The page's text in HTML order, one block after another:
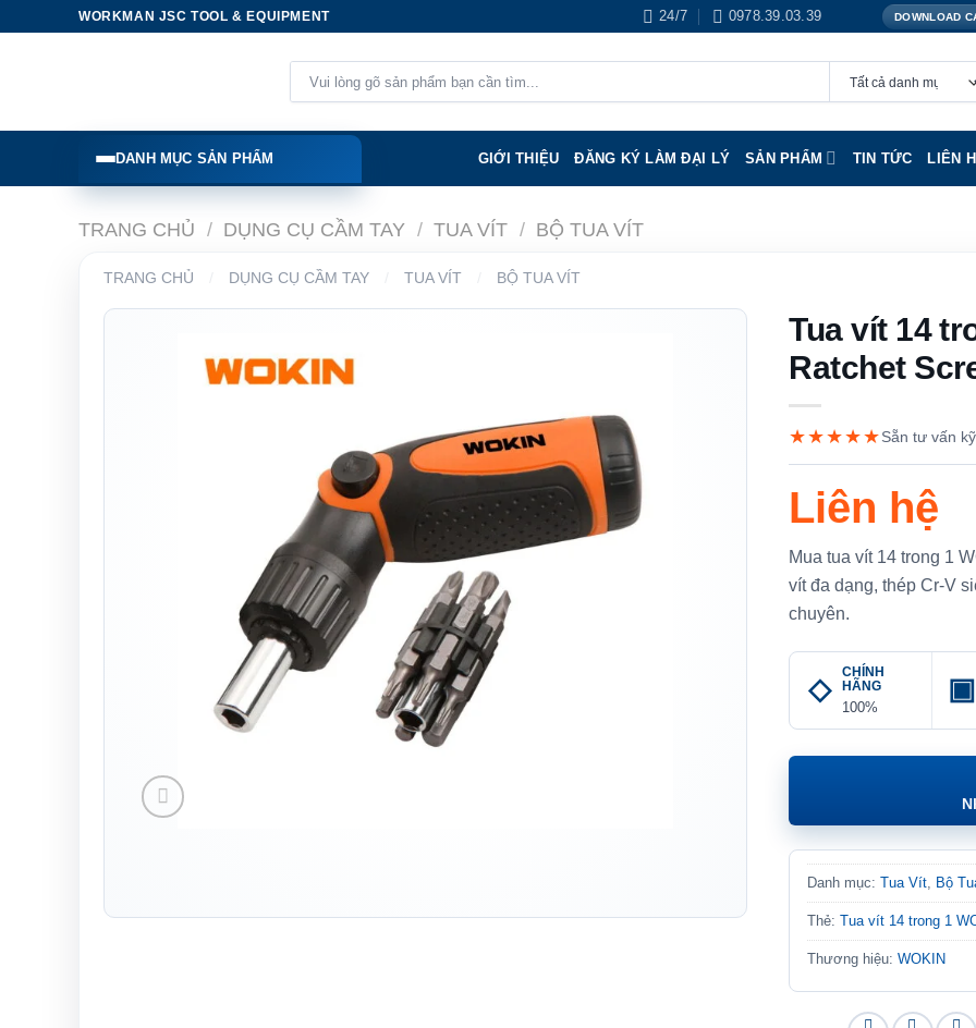
WORKMAN JSC TOOL & EQUIPMENT 24/7 0978.39.03.39 DOWNLOAD
kiếm:
DANH MỤC SẢN PHẨM GIỚI THIỆU ĐĂNG KÝ LÀM ĐẠI LÝ SẢN PHẨM TIN TỨC LIÊN
TRANG CHỦ / DỤNG CỤ CẦM TAY / TUA VÍT / BỘ TUA VÍT
TRANG CHỦ DỤNG CỤ CẦM TAY TUA VÍT BỘ TUA VÍT
Tua vít 14
Ratchet
★★★★★Sẵn tư vấn
Liên hệ
Mua tua vít 14 trong 1
vít đa dạng, thép Cr-V
chuyên.
CHÍNH
HÃNG
100%
Danh mục:Tua Vít Bộ
Thẻ:Tua vít 14 trong 1
Thương hiệu:WOKIN